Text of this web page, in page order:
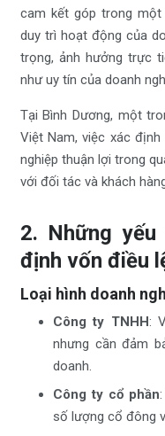
cam kết góp trong
duy trì hoạt động của
trọng, ảnh hưởng trực
như uy tín của doanh
Tại Bình Dương, một
Việt Nam, việc xác
nghiệp thuận lợi trong
với đối tác và khách
2. Những
định vốn điều
Loại hình doanh
Công ty TNHH:
nhưng cần đảm
doanh.
Công ty cổ phần
số lượng cổ đông